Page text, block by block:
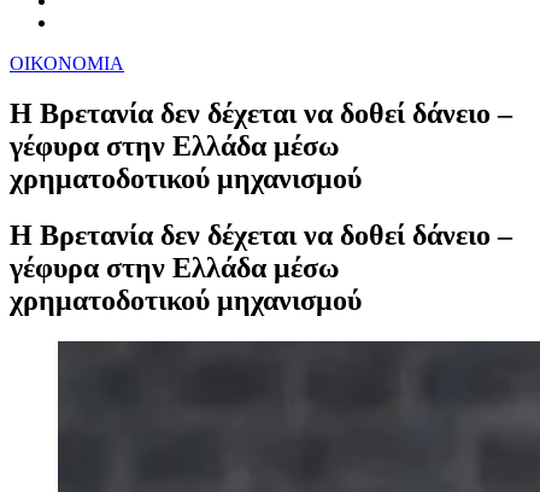
ΟΙΚΟΝΟΜΙΑ
Η Βρετανία δεν δέχεται να δοθεί δάνειο –
γέφυρα στην Ελλάδα μέσω
χρηματοδοτικού μηχανισμού
Η Βρετανία δεν δέχεται να δοθεί δάνειο –
γέφυρα στην Ελλάδα μέσω
χρηματοδοτικού μηχανισμού